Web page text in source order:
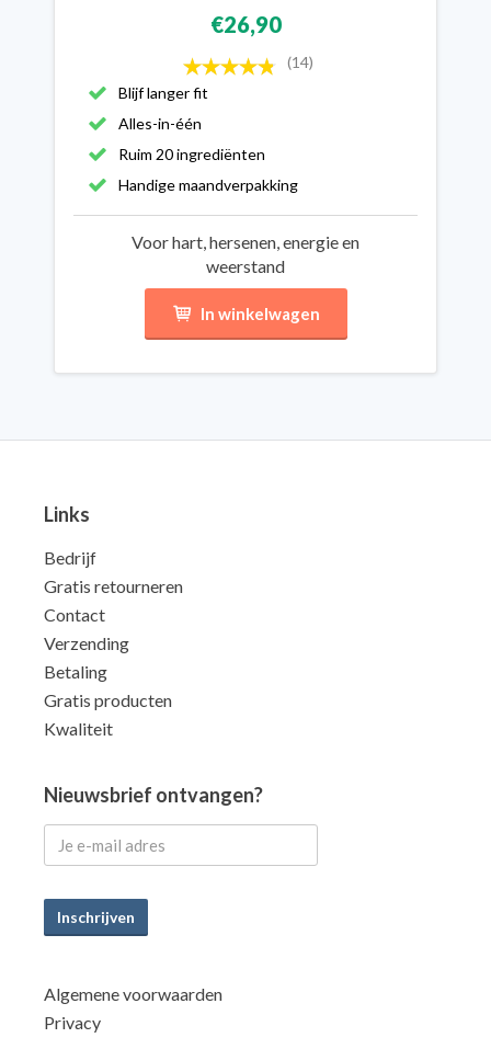
€26,90
(14)
Blijf langer fit
Alles-in-één
Ruim 20 ingrediënten
Handige maandverpakking
Voor hart, hersenen, energie en
weerstand
In winkelwagen
Links
Bedrijf
Gratis retourneren
Contact
Verzending
Betaling
Gratis producten
Kwaliteit
Nieuwsbrief ontvangen?
Inschrijven
Algemene voorwaarden
Privacy